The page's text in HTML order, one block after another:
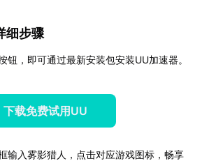
细步骤
钮，即可通过最新安装包安装UU加速器。
下载免费试用UU
输入雾影猎人，点击对应游戏图标，畅享